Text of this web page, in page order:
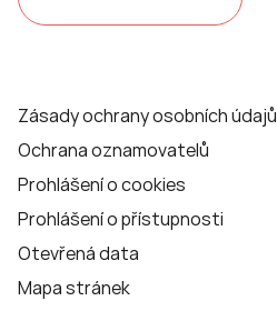
Zásady ochrany osobních údajů
Ochrana oznamovatelů
Prohlášení o cookies
Prohlášení o přístupnosti
Otevřená data
Mapa stránek